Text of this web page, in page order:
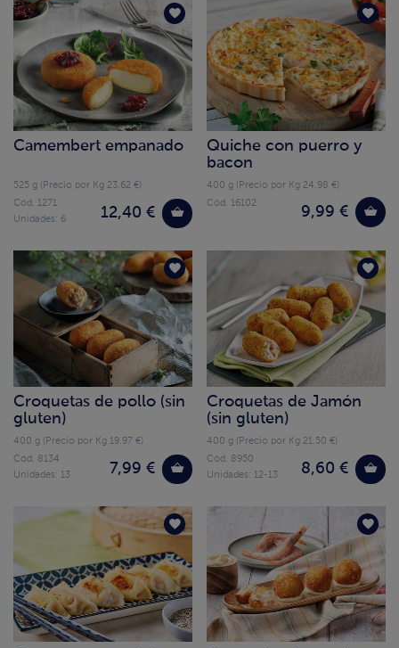
Camembert empanado
525 g (Precio por Kg 23.62 €)
12,40 €
Cód. 1271
Unidades: 6
Quiche con puerro y
bacon
400 g (Precio por Kg 24.98 €)
9,99 €
Cód. 16102
Croquetas de pollo (sin
gluten)
400 g (Precio por Kg 19.97 €)
7,99 €
Cód. 8134
Unidades: 13
Croquetas de Jamón
(sin gluten)
400 g (Precio por Kg 21.50 €)
8,60 €
Cód. 8950
Unidades: 12-13